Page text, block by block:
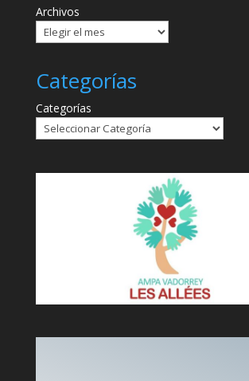
Archivos
Categorías
Categorías